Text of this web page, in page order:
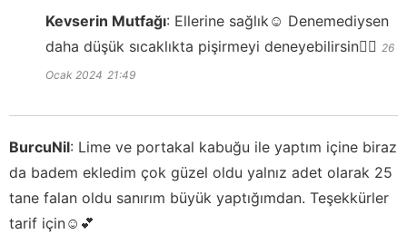
Kevserin Mutfağı: Ellerine sağlık☺️ Denemediysen
daha düşük sıcaklıkta pişirmeyi deneyebilirsin👍🏻 26
Ocak 2024 21:49
BurcuNil: Lime ve portakal kabuğu ile yaptım içine biraz
da badem ekledim çok güzel oldu yalnız adet olarak 25
tane falan oldu sanırım büyük yaptığımdan. Teşekkürler
tarif için☺️💕